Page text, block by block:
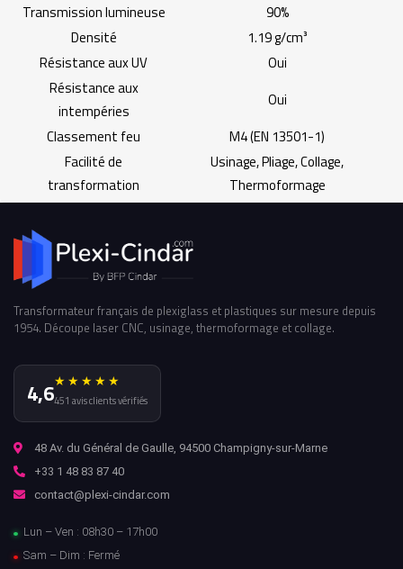
Transmission lumineuse
90%
Densité
1.19 g/cm³
Résistance aux UV
Oui
Résistance aux
intempéries
Oui
Classement feu
M4 (EN 13501-1)
Facilité de
transformation
Usinage, Pliage, Collage,
Thermoformage
Transformateur français de plexiglass et plastiques sur mesure depuis
1954. Découpe laser CNC, usinage, thermoformage et collage.
4,6★★★★★
451 avis clients vérifiés
48 Av. du Général de Gaulle, 94500 Champigny-sur-Marne
+33 1 48 83 87 40
contact@plexi-cindar.com
Lun – Ven : 08h30 – 17h00
Sam – Dim : Fermé